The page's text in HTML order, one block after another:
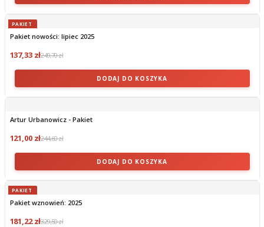
PAKIET
Pakiet nowości: lipiec 2025
137,33 zł249,70 zł
DODAJ DO KOSZYKA
Artur Urbanowicz - Pakiet
121,00 zł244,60 zł
DODAJ DO KOSZYKA
PAKIET
Pakiet wznowień: 2025
181,22 zł329,50 zł